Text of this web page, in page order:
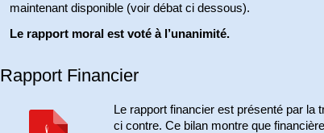
maintenant disponible (voir débat ci dessous).
Le rapport moral est voté à l’unanimité.
Rapport Financier
Le rapport financier est présenté par la
ci contre. Ce bilan montre que